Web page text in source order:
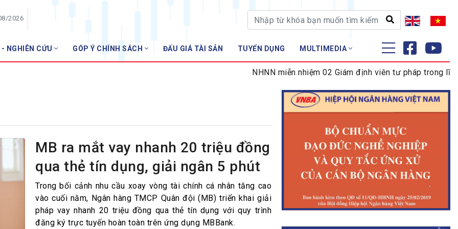
2026
NGHIÊN CỨU GÓP Ý CHÍNH SÁCH ĐẤU GIÁ TÀI SẢN TUYỂN DỤNG MULTIMEDIA
hàng
Tập huấn
NHNN miễn nhiệm 02 Giám định viên tư pháp trong lĩnh vực
MB ra mắt vay nhanh 20 triệu đồng
qua thẻ tín dụng, giải ngân 5 phút
Trong bối cảnh nhu cầu xoay vòng tài chính cá nhân tăng cao
vào cuối năm, Ngân hàng TMCP Quân đội (MB) triển khai giải
pháp vay nhanh 20 triệu đồng qua thẻ tín dụng với quy trình
đăng ký trực tuyến hoàn toàn trên ứng dụng MBBank.